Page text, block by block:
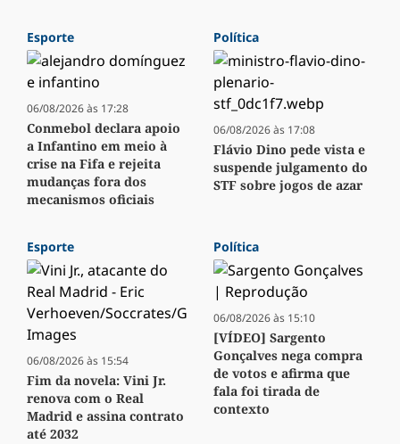
Esporte
06/08/2026 às 17:28
Conmebol declara apoio
a Infantino em meio à
crise na Fifa e rejeita
mudanças fora dos
mecanismos oficiais
Política
06/08/2026 às 17:08
Flávio Dino pede vista e
suspende julgamento do
STF sobre jogos de azar
Esporte
06/08/2026 às 15:54
Fim da novela: Vini Jr.
renova com o Real
Madrid e assina contrato
até 2032
Política
06/08/2026 às 15:10
[VÍDEO] Sargento
Gonçalves nega compra
de votos e afirma que
fala foi tirada de
contexto